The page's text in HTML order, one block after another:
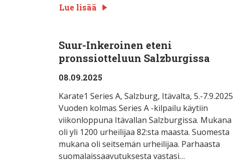
Lue lisää
Suur-Inkeroinen eteni
pronssiotteluun Salzburgissa
08.09.2025
Karate1 Series A, Salzburg, Itävalta, 5.-7.9.2025
Vuoden kolmas Series A -kilpailu käytiin
viikonloppuna Itävallan Salzburgissa. Mukana
oli yli 1200 urheilijaa 82:sta maasta. Suomesta
mukana oli seitsemän urheilijaa. Parhaasta
suomalaissaavutuksesta vastasi…